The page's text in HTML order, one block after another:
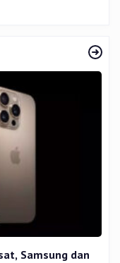
Samsung dan